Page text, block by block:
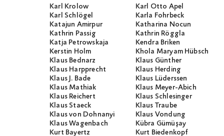
Karl Krolow
Karl Otto Apel
Karl Schlögel
Karla Fohrbeck
Katajun Amirpur
Katharina Nocun
Kathrin Passig
Kathrin Röggla
Katja Petrowskaja
Kendra Briken
Kerstin Holm
Khola Maryam Hübsch
Klaus Bednarz
Klaus Günther
Klaus Harpprecht
Klaus Herding
Klaus J. Bade
Klaus Lüderssen
Klaus Mathiak
Klaus Meyer-Abich
Klaus Reichert
Klaus Schlesinger
Klaus Staeck
Klaus Traube
Klaus von Dohnanyi
Klaus Vondung
Klaus Wagenbach
Kübra Gümüşay
Kurt Bayertz
Kurt Biedenkopf